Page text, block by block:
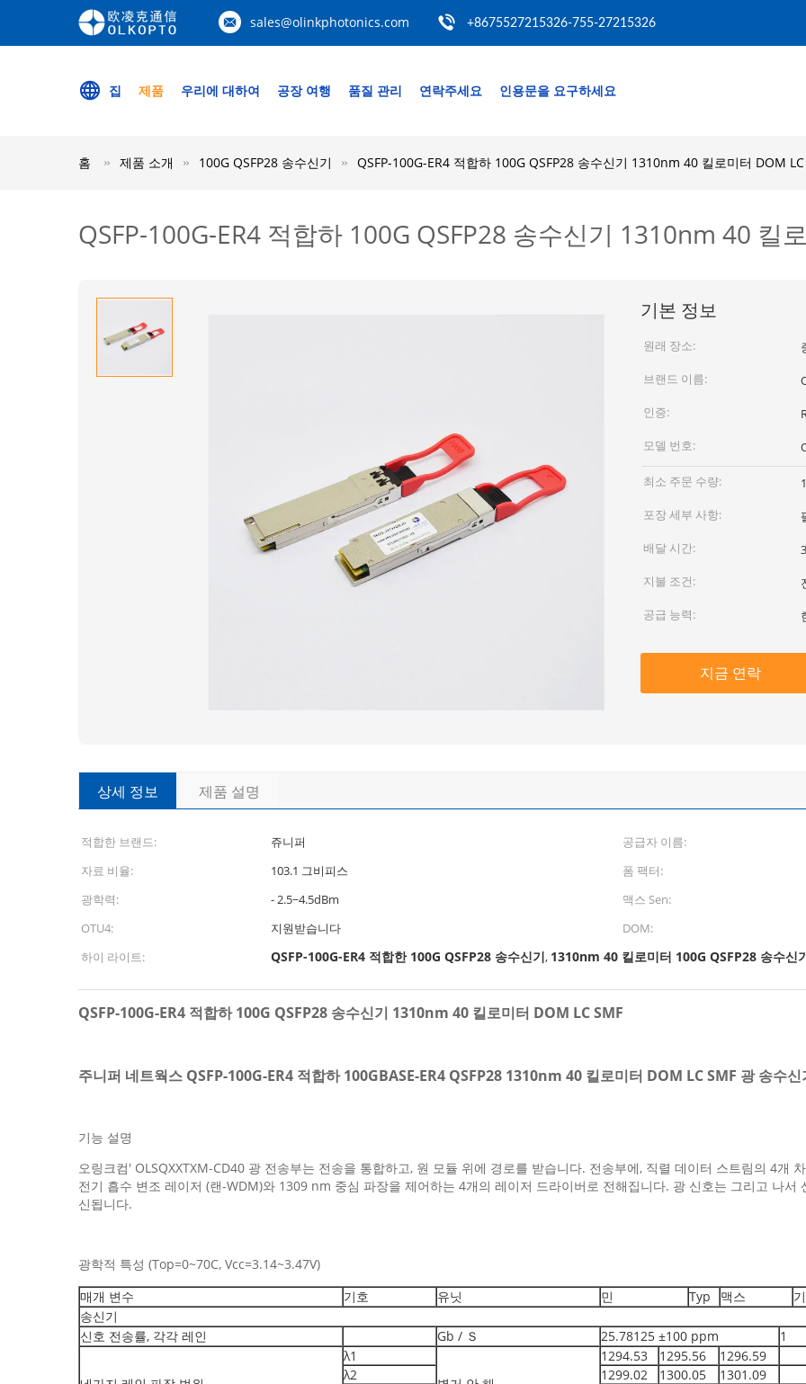
sales@olinkphotonics.com +8675527215326-755-27215326
집 제품 우리에 대하여 공장 여행 품질 관리 연락주세요 인용문을 요구하세요
홈 제품 소개 100G QSFP28 송수신기 QSFP-100G-ER4 적합하 100G QSFP28 송수신기 1310nm 40 킬로미터 DOM
QSFP-100G-ER4 적합하 100G QSFP28 송수신기 1310nm 40 킬
기본 정보
원래 장소:
브랜드 이름:
인증:
모델 번호:
최소 주문 수량:
포장 세부 사항:
배달 시간:
지불 조건:
공급 능력:
지금 연락
상세 정보 제품 설명
적합한 브랜드: 쥬니퍼
공급자 이름:
자료 비율:
103.1 그비피스
폼 팩터:
광학력:
- 2.5~4.5dBm
맥스 Sen:
OTU4:
지원받습니다
DOM:
하이 라이트:
QSFP-100G-ER4 적합한 100G QSFP28 송수신기, 1310nm 40 킬로미터 100G QSFP28 송수신
QSFP-100G-ER4 적합하 100G QSFP28 송수신기 1310nm 40 킬로미터 DOM LC SMF
주니퍼 네트웍스 QSFP-100G-ER4 적합하 100GBASE-ER4 QSFP28 1310nm 40 킬로미터 DOM LC SMF 광 송수
기능 설명
오링크컴' OLSQXXTXM-CD40 광 전송부는 전송을 통합하고, 원 모듈 위에 경로를 받습니다. 전송부에, 직렬 데이터 스트림의 4개
전기 흡수 변조 레이저 (랜-WDM)와 1309 nm 중심 파장을 제어하는 4개의 레이저 드라이버로 전해집니다. 광 신호는 그리고 나서
신됩니다.
광학적 특성 (Top=0~70C, Vcc=3.14~3.47V)
매개 변수
기호 유닛 민 Typ 맥스
송신기
신호 전송률, 각각 레인
Gb / Ｓ 25.78125 ±100 ppm 1
λ1
1294.53 1295.56
1296.59
λ2
1299.02 1300.05
1301.09